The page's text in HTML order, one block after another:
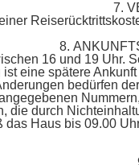
7.
8.
16 und 19 Uhr.
eine spätere
bedürfen
die durch
das Haus bis 09.00